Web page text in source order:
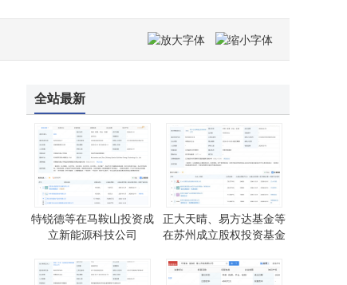
春晚舞台成机器人竞技场：亿元投入背后，企业图谋品牌与资本双赢
马斯克押注太阳能：AI电力需求激增催生百GW级扩产蓝图
全站最新
特锐德等在马鞍山投资成
立新能源科技公司
正大天晴、易方达基金等
在苏州成立股权投资基金